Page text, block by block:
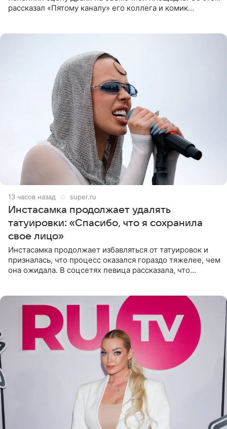
рассказал «Пятому каналу» его коллега и комик
13 часов назад super.ru
Инстасамка продолжает удалять
татуировки: «Спасибо, что я сохранила
свое лицо»
Инстасамка продолжает избавляться от татуировок и
призналась, что процесс оказался гораздо тяжелее, чем
она ожидала. В соцсетях певица рассказала, что